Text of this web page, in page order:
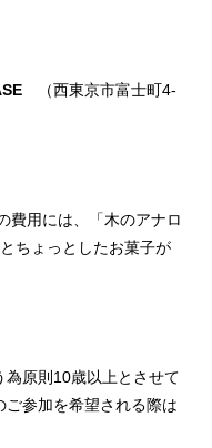
（西東京市富士町4-
費用には、「木のアナロ
ちょっとしたお菓子が
為原則10歳以上とさせて
参加を希望される際は